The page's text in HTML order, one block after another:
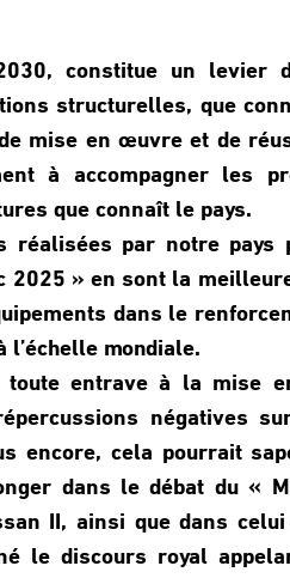
constitue un levier
structurelles, que
mise en œuvre et de
à accompagner les
que connaît le pays.
par notre pays
2025 » en sont la
dans le
mondiale.
toute entrave à la mise
négatives
encore, cela pourrait
dans le débat du «
II, ainsi que dans
le discours royal